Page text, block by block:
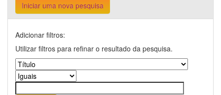
Iniciar uma nova pesquisa
Adicionar filtros:
Utilizar filtros para refinar o resultado da pesquisa.